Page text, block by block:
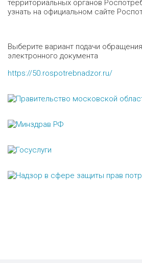
территориальных органов
узнать на официальном сайте
Выберите вариант подачи
электронного документа
https://50.rospotrebnadzor.ru/